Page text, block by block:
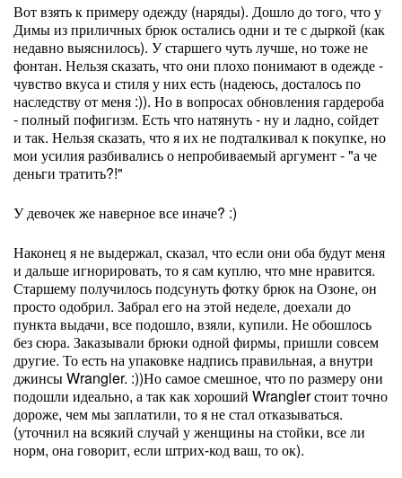
Вот взять к примеру одежду (наряды). Дошло до того, что у
Димы из приличных брюк остались одни и те с дыркой (как
недавно выяснилось). У старшего чуть лучше, но тоже не
фонтан. Нельзя сказать, что они плохо понимают в одежде -
чувство вкуса и стиля у них есть (надеюсь, досталось по
наследству от меня :)). Но в вопросах обновления гардероба
- полный пофигизм. Есть что натянуть - ну и ладно, сойдет
и так. Нельзя сказать, что я их не подталкивал к покупке, но
мои усилия разбивались о непробиваемый аргумент - "а че
деньги тратить?!"
У девочек же наверное все иначе? :)
Наконец я не выдержал, сказал, что если они оба будут меня
и дальше игнорировать, то я сам куплю, что мне нравится.
Старшему получилось подсунуть фотку брюк на Озоне, он
просто одобрил. Забрал его на этой неделе, доехали до
пункта выдачи, все подошло, взяли, купили. Не обошлось
без сюра. Заказывали брюки одной фирмы, пришли совсем
другие. То есть на упаковке надпись правильная, а внутри
джинсы Wrangler. :))Но самое смешное, что по размеру они
подошли идеально, а так как хороший Wrangler стоит точно
дороже, чем мы заплатили, то я не стал отказываться.
(уточнил на всякий случай у женщины на стойки, все ли
норм, она говорит, если штрих-код ваш, то ок).